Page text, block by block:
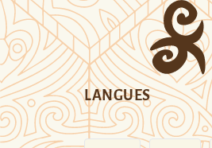
LANGUES